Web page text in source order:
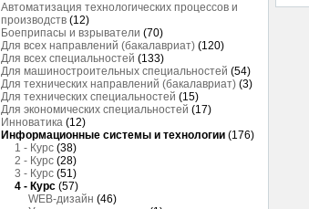
Автоматизация технологических процессов и
производств (12)
Боеприпасы и взрыватели (70)
Для всех направлений (бакалавриат) (120)
Для всех специальностей (133)
Для машиностроительных специальностей (54)
Для технических направлений (бакалавриат) (3)
Для технических специальностей (15)
Для экономических специальностей (17)
Инноватика (12)
Информационные системы и технологии (176)
1 - Курс (38)
2 - Курс (28)
3 - Курс (51)
4 - Курс (57)
WEB-дизайн (46)